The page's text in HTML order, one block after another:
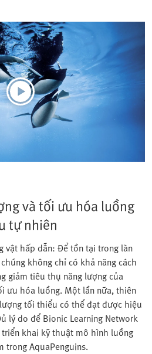
và tối ưu hóa luồng
tự nhiên
vật hấp dẫn: Để tồn tại trong làn
không chỉ có khả năng cách
giảm tiêu thụ năng lượng của
ưu hóa luồng. Một lần nữa, thiên
tối thiểu có thể đạt được hiệu
lý do để Bionic Learning Network
khai kỹ thuật mô hình luồng
trong AquaPenguins.